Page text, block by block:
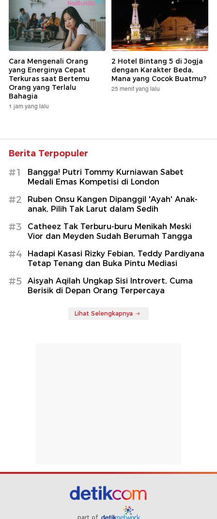
Cara Mengenali Orang
yang Energinya Cepat
Terkuras saat Bertemu
Orang yang Terlalu
Bahagia
1 jam yang lalu
2 Hotel Bintang 5 di Jogja
dengan Karakter Beda,
Mana yang Cocok Buatmu?
25 menit yang lalu
Berita Terpopuler
#1
Bangga! Putri Tommy Kurniawan Sabet
Medali Emas Kompetisi di London
#2
Ruben Onsu Kangen Dipanggil 'Ayah' Anak-
anak, Pilih Tak Larut dalam Sedih
#3
Catheez Tak Terburu-buru Menikah Meski
Vior dan Meyden Sudah Berumah Tangga
#4
Hadapi Kasasi Rizky Febian, Teddy Pardiyana
Tetap Tenang dan Buka Pintu Mediasi
#5
Aisyah Aqilah Ungkap Sisi Introvert, Cuma
Berisik di Depan Orang Terpercaya
Lihat Selengkapnya
part of